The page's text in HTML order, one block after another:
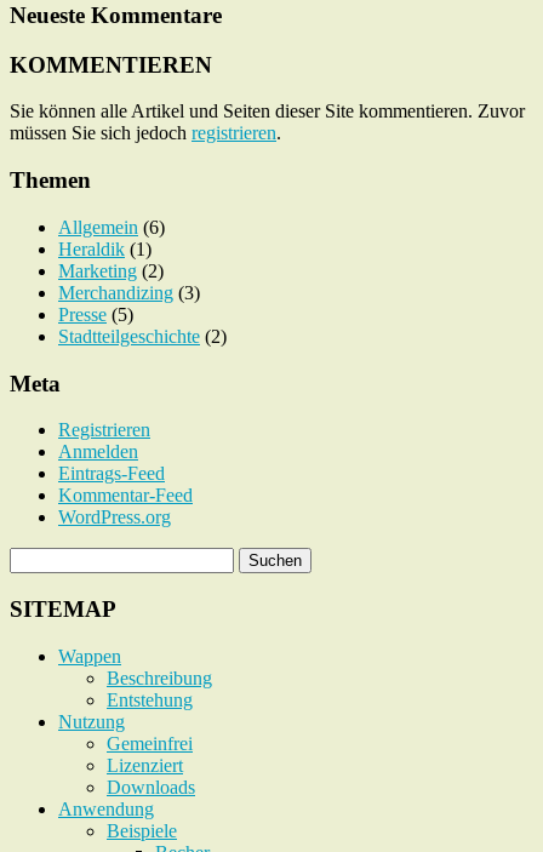
Neueste Kommentare
KOMMENTIEREN
Sie können alle Artikel und Seiten dieser Site kommentieren. Zuvor
müssen Sie sich jedoch registrieren.
Themen
Allgemein (6)
Heraldik (1)
Marketing (2)
Merchandizing (3)
Presse (5)
Stadtteilgeschichte (2)
Meta
Registrieren
Anmelden
Eintrags-Feed
Kommentar-Feed
WordPress.org
SITEMAP
Wappen
Beschreibung
Entstehung
Nutzung
Gemeinfrei
Lizenziert
Downloads
Anwendung
Beispiele